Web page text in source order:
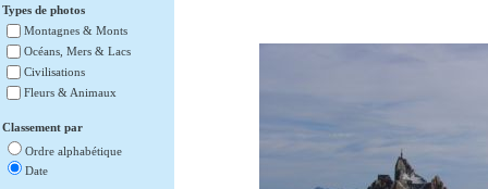
Types de photos
Montagnes & Monts
Océans, Mers & Lacs
Civilisations
Fleurs & Animaux
Classement par
Ordre alphabétique
Date